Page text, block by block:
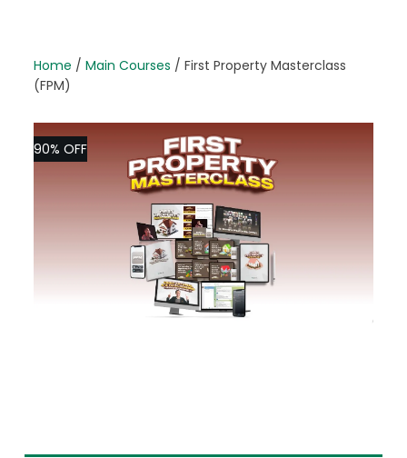
Home / Main Courses / First Property Masterclass
(FPM)
90% OFF